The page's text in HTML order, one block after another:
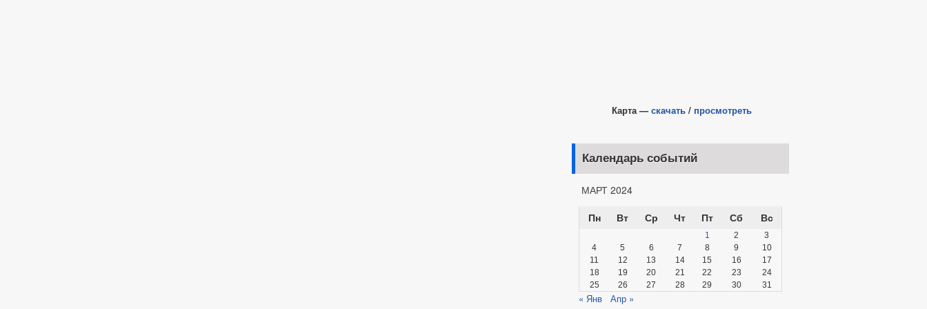
Карта — скачать / просмотреть
Календарь событий
МАРТ 2024
Пн
Вт Ср Чт Пт Сб Вс
1 2
3
4
5 6 7 8 9
10
11
12 13 14 15 16
17
18
19 20 21 22 23
24
25
26 27 28 29 30 31
« Янв Апр »